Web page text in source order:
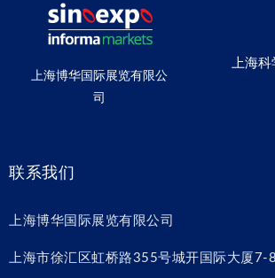
上海博华国际展览有限公
司
上海
联系我们
上海博华国际展览有限公司
上海市徐汇区虹桥路355号城开国际大厦7-